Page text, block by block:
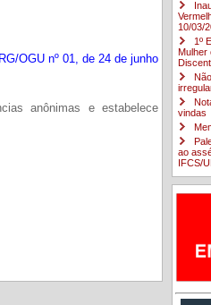
OGU nº 01, de 24 de junho
anônimas e estabelece
10/03/
1º
Mulher
vindas
ao
IFCS/